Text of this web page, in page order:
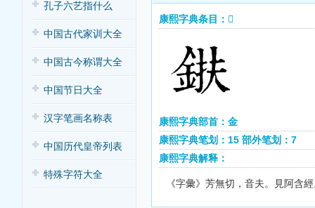
孔子六艺指什么
中国古代家训大全
中国古今称谓大全
中国节日大全
汉字笔画名称表
中国历代皇帝列表
特殊字符大全
康熙字典条目：𨦶
康熙字典部首：金
康熙字典笔划：15 部外笔划：7
康熙字典解释：
《字彙》芳無切，音夫。見阿含